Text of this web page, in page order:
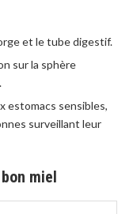
et le tube digestif.
sur la sphère
estomacs sensibles,
surveillant leur
miel